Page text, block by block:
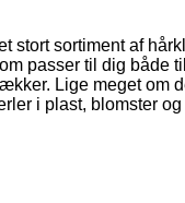
sortiment af
passer til dig både
Lige meget om
i plast, blomster og